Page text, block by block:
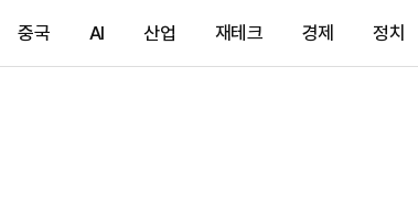
중국 AI 산업 재테크 경제 정치